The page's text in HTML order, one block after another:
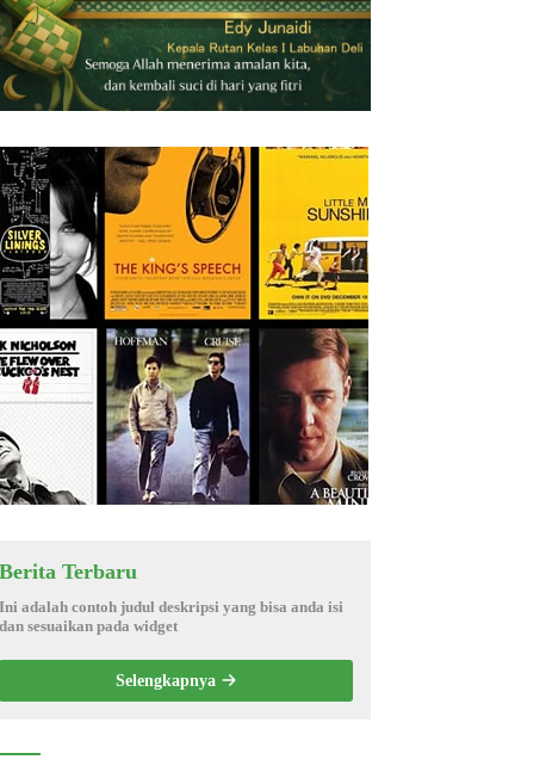
Berita Terbaru
Ini adalah contoh judul deskripsi yang bisa anda isi
dan sesuaikan pada widget
Selengkapnya